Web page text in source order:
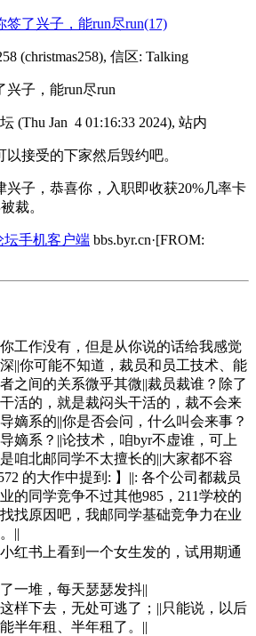
签了兴子，能run尽run(17)
(christmas258), 信区: Talking
子，能run尽run
(Thu Jan 4 01:16:33 2024), 站内
接受的下家然后毁约吧。
兴子，恭喜你，入职即收获20%几率卡
裁。
坛手机客户端 bbs.byr.cn·[FROM:
工作没有，但是从你说的话给我感觉
||你可能不知道，裁员和员工技术、能
之间的关系微乎其微||裁员裁谁？除了
活的，就是裁闷头干活的，裁不会来
嫡系的||你是否会问，什么叫会来事？
嫡系？||论技术，咱byr不虚谁，可上
咱北邮同学不太擅长的||大家都不容
的大作中提到: 】||: 各个公司都裁员
的同学竞争不过其他985，211学校的
找原因吧，我邮同学基础竞争力在业
||
红书上看到一个女生发的，试用期通
一堆，每天瑟瑟发抖||
样下去，无处可逃了；||只能说，以后
半年租、半年租了。||